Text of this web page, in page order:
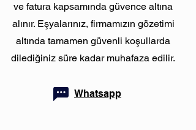
ve fatura kapsamında güvence altına
alınır. Eşyalarınız, firmamızın gözetimi
altında tamamen güvenli koşullarda
dilediğiniz süre kadar muhafaza edilir.
Whatsapp